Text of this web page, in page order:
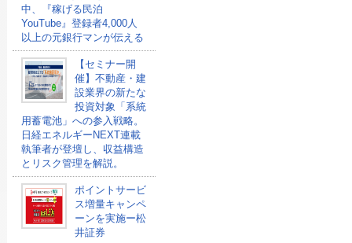
中、『稼げる民泊
YouTube』登録者4,000人
以上の元銀行マンが伝える
【セミナー開
催】不動産・建
設業界の新たな
投資対象「系統
用蓄電池」への参入戦略。
日経エネルギーNEXT連載
執筆者が登壇し、収益構造
とリスク管理を解説。
ポイントサービ
ス増量キャンペ
ーンを実施ー松
井証券